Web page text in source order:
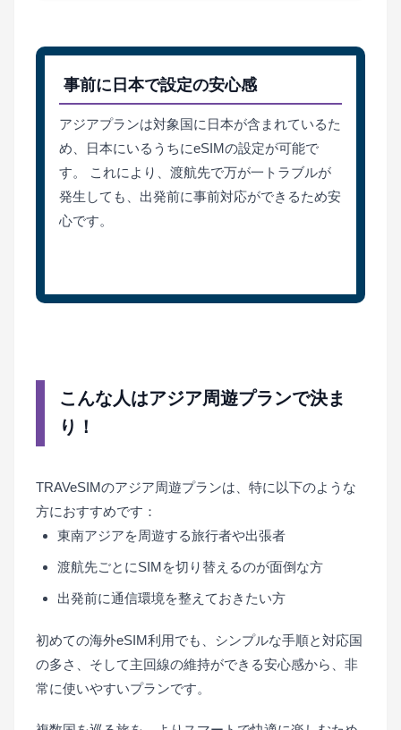
事前に日本で設定の安心感
アジアプランは対象国に日本が含まれているた
め、日本にいるうちにeSIMの設定が可能で
す。 これにより、渡航先で万が一トラブルが
発生しても、出発前に事前対応ができるため安
心です。
こんな人はアジア周遊プランで決ま
り！
TRAVeSIMのアジア周遊プランは、特に以下のような
方におすすめです：
東南アジアを周遊する旅行者や出張者
渡航先ごとにSIMを切り替えるのが面倒な方
出発前に通信環境を整えておきたい方
初めての海外eSIM利用でも、シンプルな手順と対応国
の多さ、そして主回線の維持ができる安心感から、非
常に使いやすいプランです。